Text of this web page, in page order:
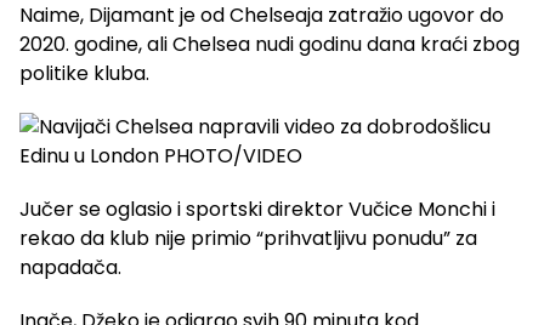
Naime, Dijamant je od Chelseaja zatražio ugovor do
2020. godine, ali Chelsea nudi godinu dana kraći zbog
politike kluba.
Jučer se oglasio i sportski direktor Vučice Monchi i
rekao da klub nije primio “prihvatljivu ponudu” za
napadača.